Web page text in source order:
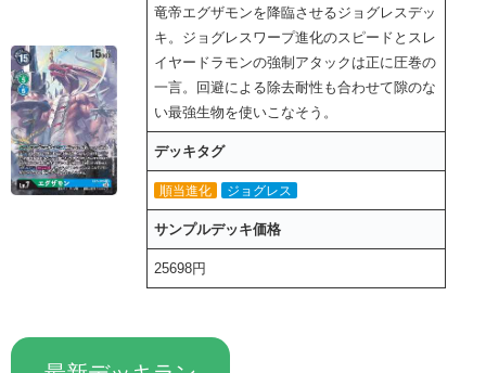
竜帝エグザモンを降臨させるジョグレスデッ
キ。ジョグレスワープ進化のスピードとスレ
イヤードラモンの強制アタックは正に圧巻の
一言。回避による除去耐性も合わせて隙のな
い最強生物を使いこなそう。
デッキタグ
順当進化 ジョグレス
サンプルデッキ価格
25698円